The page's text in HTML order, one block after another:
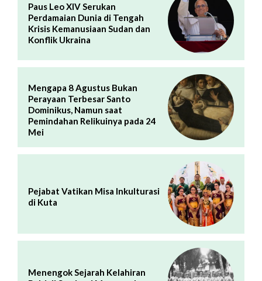
Paus Leo XIV Serukan
Perdamaian Dunia di Tengah
Krisis Kemanusiaan Sudan dan
Konflik Ukraina
Mengapa 8 Agustus Bukan
Perayaan Terbesar Santo
Dominikus, Namun saat
Pemindahan Relikuinya pada 24
Mei
Pejabat Vatikan Misa Inkulturasi
di Kuta
Menengok Sejarah Kelahiran